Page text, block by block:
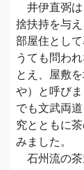
井伊直弼は
捨扶持を与
部屋住とし
うても問わ
とえ、屋敷
や）と呼び
でも文武両
究とともに
みました。
石州流の茶